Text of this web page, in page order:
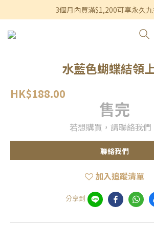
香港及澳門訂單滿$600即享免
3個月內買滿$1,200可享永久
香港及澳門訂單滿$600即享免運
水藍色蝴蝶結領
HK$188.00
售完
若想購買，請聯絡我們
聯絡我們
加入追蹤清單
分享到